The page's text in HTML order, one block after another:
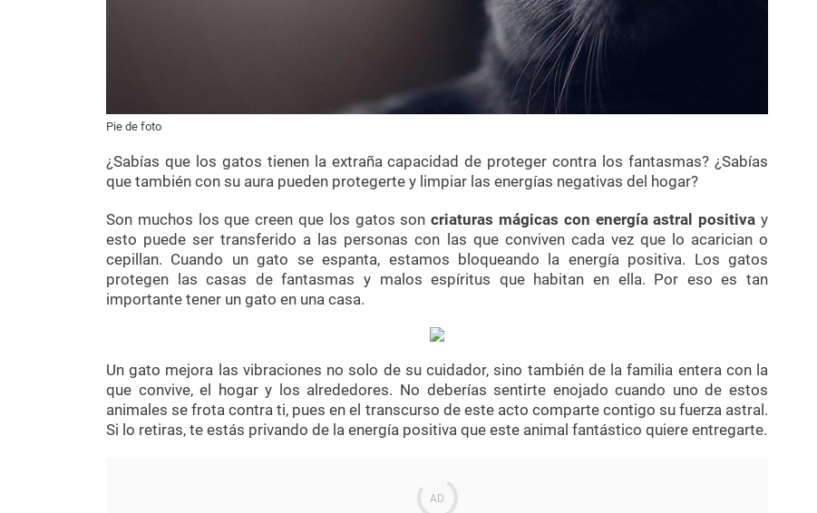
Pie de foto
¿Sabías que los gatos tienen la extraña capacidad de proteger contra los fantasmas? ¿Sabías
que también con su aura pueden protegerte y limpiar las energías negativas del hogar?
Son muchos los que creen que los gatos soncriaturas mágicas con energía astral positiva y
esto puede ser transferido a las personas con las que conviven cada vez que lo acarician o
cepillan. Cuando un gato se espanta, estamos bloqueando la energía positiva. Los gatos
protegen las casas de fantasmas y malos espíritus que habitan en ella. Por eso es tan
importante tener un gato en una casa.
Un gato mejora las vibraciones no solo de su cuidador, sino también de la familia entera con la
que convive, el hogar y los alrededores. No deberías sentirte enojado cuando uno de estos
animales se frota contra ti, pues en el transcurso de este acto comparte contigo su fuerza astral.
Si lo retiras, te estás privando de la energía positiva que este animal fantástico quiere entregarte.